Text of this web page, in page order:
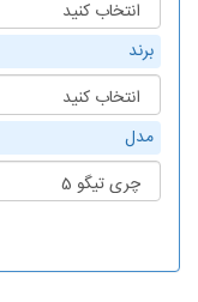
برند
مدل